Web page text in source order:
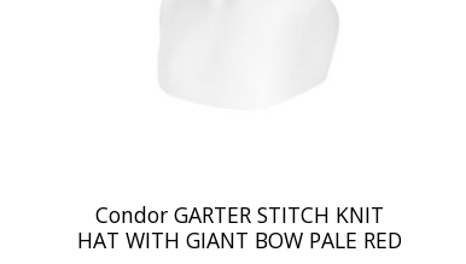
Condor GARTER STITCH KNIT
HAT WITH GIANT BOW PALE RED